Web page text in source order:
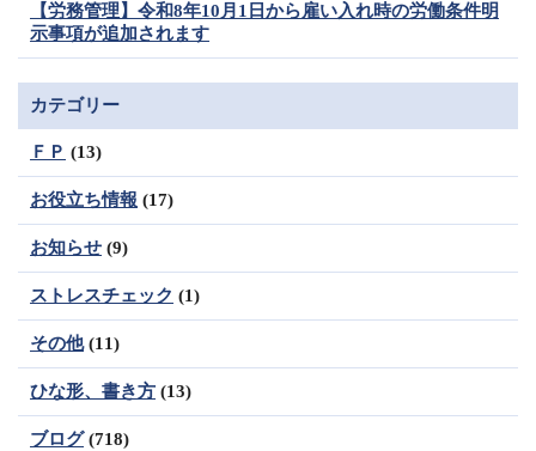
【労務管理】令和8年10月1日から雇い入れ時の労働条件明
示事項が追加されます
カテゴリー
ＦＰ (13)
お役立ち情報 (17)
お知らせ (9)
ストレスチェック (1)
その他(11)
ひな形、書き方 (13)
ブログ(718)